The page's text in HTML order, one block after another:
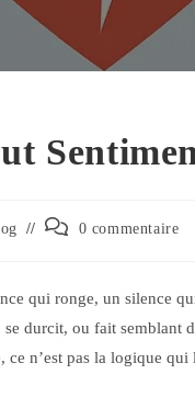
0 commentaire
qui ronge, un silence
se durcit, ou fait semblant
n’est pas la logique qui